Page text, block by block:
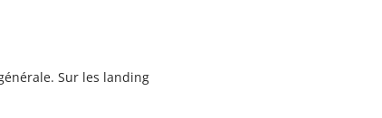
Sur les landing